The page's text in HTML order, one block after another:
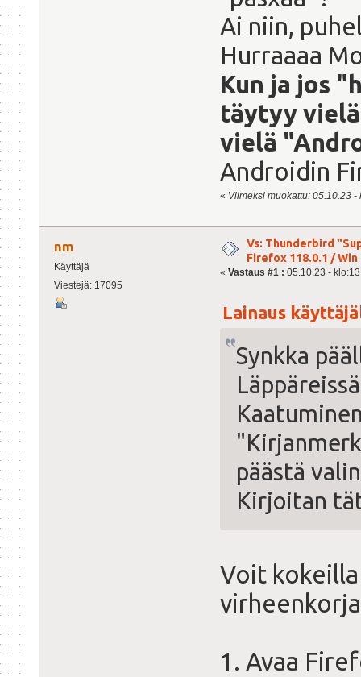
Ai niin,
Hurraaaa
Kun ja jos
täytyy
vielä
Androidin
« Viimeksi muokattu: 05.10.23
nm
Käyttäjä
Viestejä: 17095
Vs: Thunderbird
Firefox 118.0.1 / Win
« Vastaus #1 : 05.10.23 -
Lainaus
Synkka
päästä
Kirjoitan
Voit
1. Avaa